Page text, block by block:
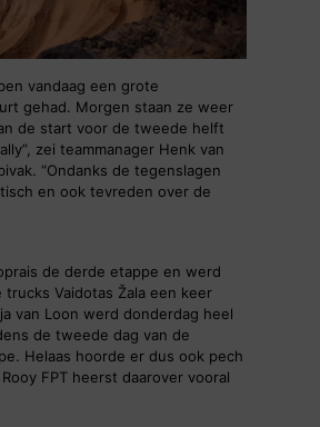
vandaag een grote
gehad. Morgen staan ze weer
de start voor de tweede helft
zei teammanager Henk van
“Ondanks de tegenslagen
en ook tevreden over de
de derde etappe en werd
Vaidotas Žala een keer
van Loon werd donderdag heel
de tweede dag van de
Helaas hoorde er dus ook pech
FPT heerst daarover vooral